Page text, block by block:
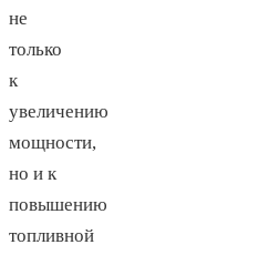
не
только
к
увеличению
мощности,
но и к
повышению
топливной